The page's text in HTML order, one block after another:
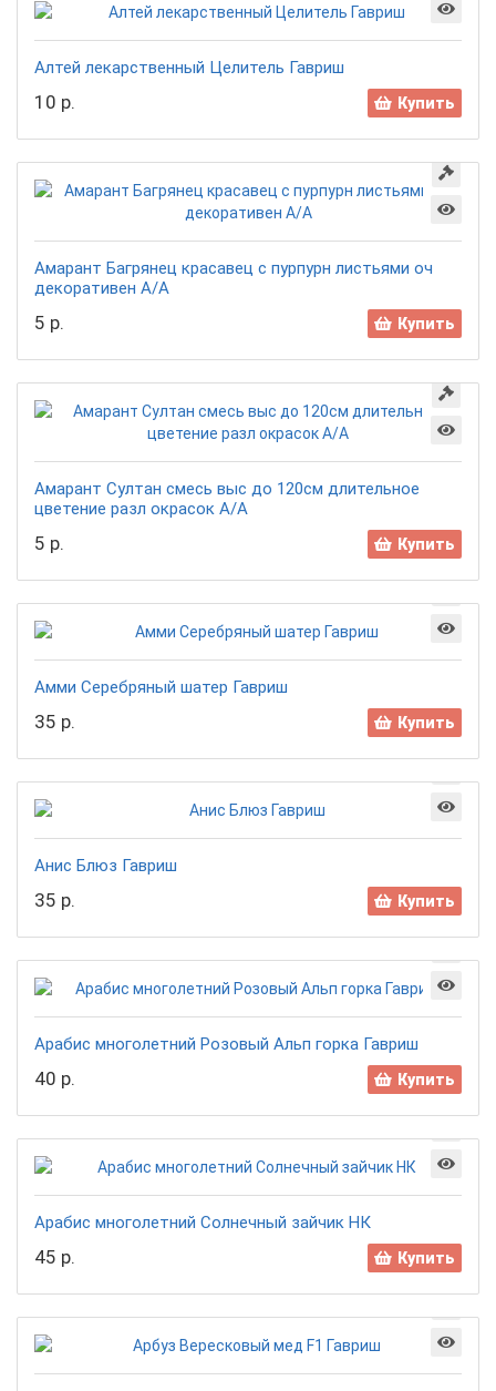
Алтей лекарственный Целитель Гавриш
10 р. Купить
Амарант Багрянец красавец с пурпурн листьями оч
декоративен А/А
5 р. Купить
Амарант Султан смесь выс до 120см длительное
цветение разл окрасок А/А
5 р. Купить
Амми Серебряный шатер Гавриш
35 р. Купить
Анис Блюз Гавриш
35 р. Купить
Арабис многолетний Розовый Альп горка Гавриш
40 р. Купить
Арабис многолетний Солнечный зайчик НК
45 р. Купить